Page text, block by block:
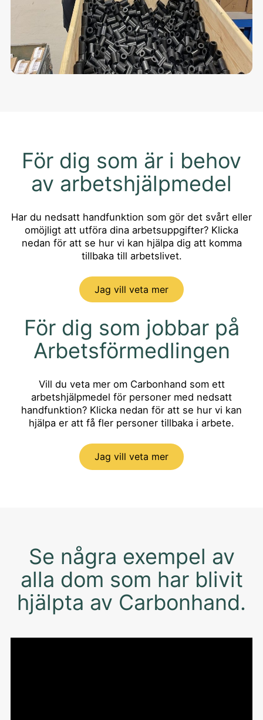
För dig som är i behov
av arbetshjälpmedel
Har du nedsatt handfunktion som gör det svårt eller
omöjligt att utföra dina arbetsuppgifter? Klicka
nedan för att se hur vi kan hjälpa dig att komma
tillbaka till arbetslivet.
Jag vill veta mer
För dig som jobbar på
Arbetsförmedlingen
Vill du veta mer om Carbonhand som ett
arbetshjälpmedel för personer med nedsatt
handfunktion? Klicka nedan för att se hur vi kan
hjälpa er att få fler personer tillbaka i arbete.
Jag vill veta mer
Se några exempel av
alla dom som har blivit
hjälpta av Carbonhand.